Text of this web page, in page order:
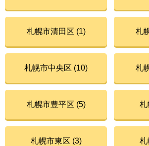
札幌市清田区 (1) 札
札幌市中央区 (10) 札
札幌市豊平区 (5) 札
札幌市東区 (3) 札